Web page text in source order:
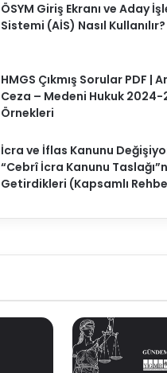
ÖSYM Giriş Ekranı ve Aday
Sistemi (AİS) Nasıl Kullanılır?
HMGS Çıkmış Sorular PDF |
Ceza – Medeni Hukuk 2024-
Örnekleri
İcra ve İflas Kanunu
“Cebrî İcra Kanunu
Getirdikleri (Kapsamlı